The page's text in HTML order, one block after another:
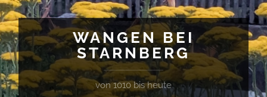
WANGEN BEI
STARNBERG
von 1010 bis heute